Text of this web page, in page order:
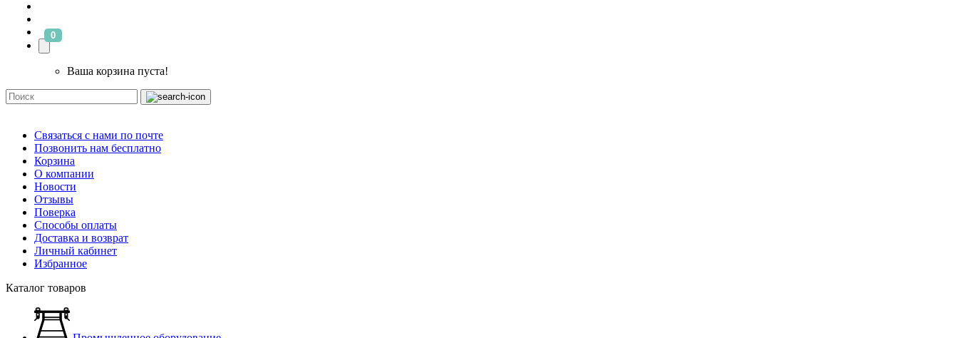
0
Ваша корзина пуста!
Связаться с нами по почте
Позвонить нам бесплатно
Корзина
О компании
Новости
Отзывы
Поверка
Способы оплаты
Доставка и возврат
Личный кабинет
Избранное
Каталог товаров